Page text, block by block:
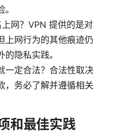
网？VPN 提供的是对
上网行为的其他痕迹仍
隐私实践。
一定合法？合法性取决
，务必了解并遵循相关
和最佳实践